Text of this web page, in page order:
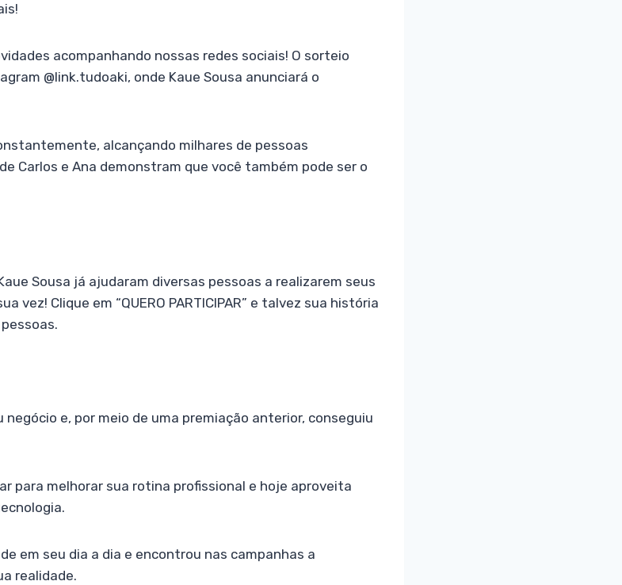
acompanhando nossas redes sociais! O sorteio
@link.tudoaki, onde Kaue Sousa anunciará o
alcançando milhares de pessoas
Carlos e Ana demonstram que você também pode ser o
Sousa já ajudaram diversas pessoas a realizarem seus
vez! Clique em “QUERO PARTICIPAR” e talvez sua história
negócio e, por meio de uma premiação anterior, conseguiu
para melhorar sua rotina profissional e hoje aproveita
em seu dia a dia e encontrou nas campanhas a
realidade.